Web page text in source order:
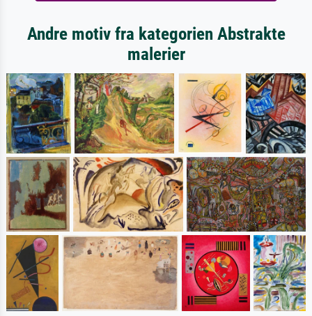
Andre motiv fra kategorien Abstrakte
malerier